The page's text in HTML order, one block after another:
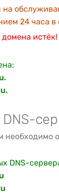
на
24 часа в
необходимо
DNS-